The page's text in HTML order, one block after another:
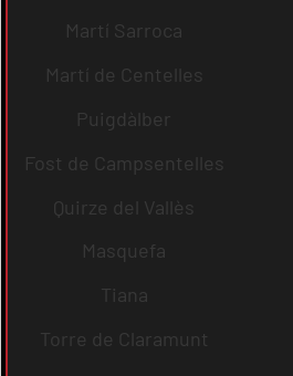
Martí Sarroca
Martí de Centelles
Puigdàlber
Fost de Campsentelles
Quirze del Vallès
Masquefa
Tiana
Torre de Claramunt